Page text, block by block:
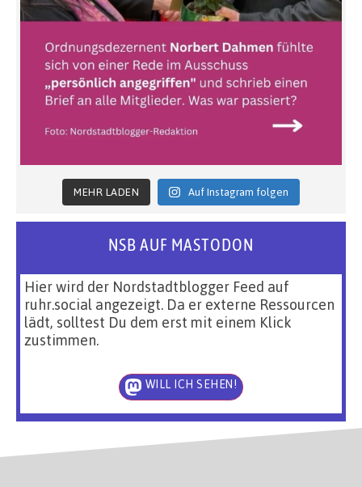
MEHR LADEN Auf Instagram folgen
NSB AUF MASTODON
Hier wird der Nordstadtblogger Feed auf
ruhr.social angezeigt. Da er externe Ressourcen
lädt, solltest Du dem erst mit einem Klick
zustimmen.
WILL ICH SEHEN!